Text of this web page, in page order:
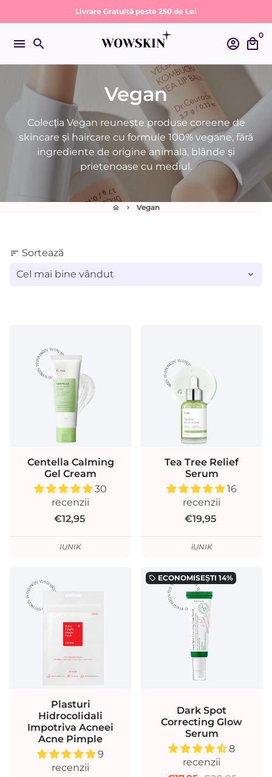
la
conținut
Livrare Gratuită peste 250 de Lei
menu search account_circle local_mall
0
Vegan
Colecția Vegan reunește produse coreene de
skincare și haircare cu formule 100% vegane, fără
ingrediente de origine animală, blânde și
prietenoase cu mediul.
home keyboard_arrow_right Vegan
sort Sortează
Centella Calming
Gel Cream
30
recenzii
€12,95
IUNIK
Tea Tree Relief
Serum
16
recenzii
€19,95
iUNIK
Plasturi
Hidrocolidali
Impotriva Acneei
Acne Pimple
9
recenzii
local_offer ECONOMISEȘTI 14%
Dark Spot
Correcting Glow
Serum
8
recenzii